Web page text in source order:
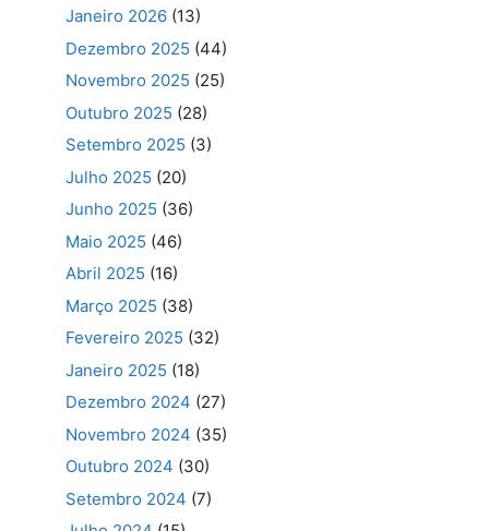
Janeiro 2026 (13)
Dezembro 2025 (44)
Novembro 2025 (25)
Outubro 2025 (28)
Setembro 2025 (3)
Julho 2025 (20)
Junho 2025 (36)
Maio 2025 (46)
Abril 2025 (16)
Março 2025 (38)
Fevereiro 2025 (32)
Janeiro 2025 (18)
Dezembro 2024 (27)
Novembro 2024 (35)
Outubro 2024 (30)
Setembro 2024 (7)